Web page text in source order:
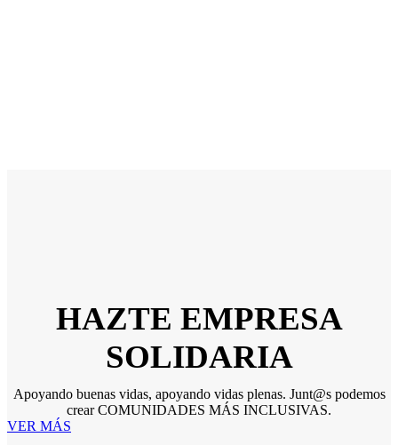
HAZTE EMPRESA
SOLIDARIA
Apoyando buenas vidas, apoyando vidas plenas. Junt@s podemos
crear COMUNIDADES MÁS INCLUSIVAS.
VER MÁS